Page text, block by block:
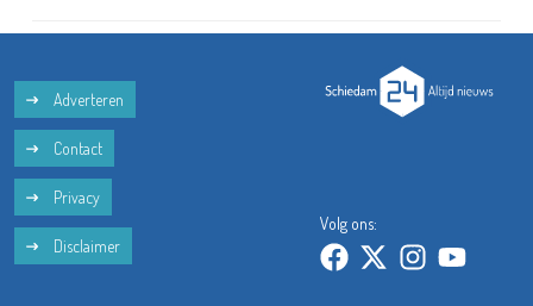
Adverteren
Contact
Privacy
Disclaimer
Volg ons: